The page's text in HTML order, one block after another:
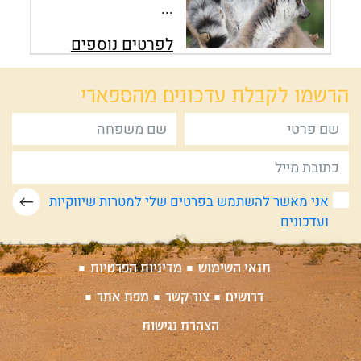
...
לפרטים נוספים
הרשמו לקבלת עדכונים מהספארי
אני מאשר להשתמש בפרטים שלי למטרות שיווקיות
ועדכונים
תנאי השימוש
מדיניות הפרטיות
דרושים
צור קשר
מפת אתר
הצהרת נגישות